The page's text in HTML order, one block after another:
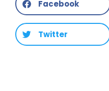
Facebook
Twitter